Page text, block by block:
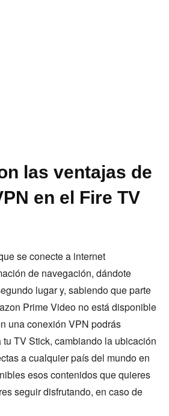
las ventajas de
en el Fire TV
se conecte a internet
de navegación, dándote
lugar y, sabiendo que parte
Prime Video no está disponible
una conexión VPN podrás
TV Stick, cambiando la ubicación
a cualquier país del mundo en
esos contenidos que quieres
seguir disfrutando, en caso de